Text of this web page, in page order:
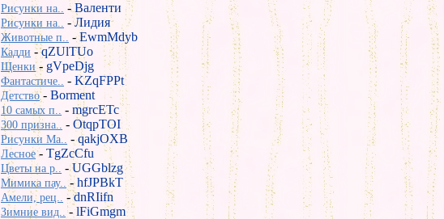
Рисунки на.. -Валенти
Рисунки на.. -Лидия
Животные п.. -EwmMdyb
Кадди -qZUlTUo
Щенки- gVpeDjg
Фантастиче.. - KZqFPPt
Детство- Borment
10 самых п.. - mgrcETc
300 призна.. - OtqpTOI
Рисунки Ma.. -qakjOXB
Лесное- TgZcCfu
Цветы на р.. -UGGblzg
Мимика пау.. -hfJPBkT
Амели, рец.. -dnRIifn
Зимние вид.. -lFiGmgm